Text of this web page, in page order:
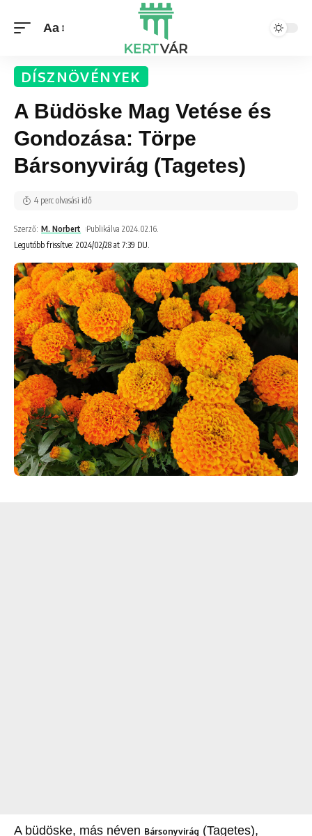
Aa
DÍSZNÖVÉNYEK
A Büdöske Mag Vetése és
Gondozása: Törpe
Bársonyvirág (Tagetes)
Legutóbb frissítve: 2024/02/28 at 7:39 DU.
Szerző: M. Norbert Publikálva 2024.02.16.
4 perc olvasási idő
A büdöske, más néven Bársonyvirág (Tagetes),